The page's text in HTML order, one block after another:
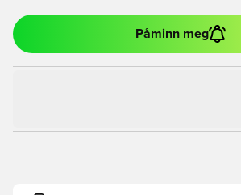
Påminn meg